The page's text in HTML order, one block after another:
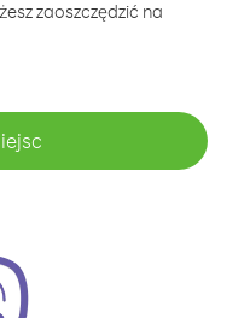
zaoszczędzić na